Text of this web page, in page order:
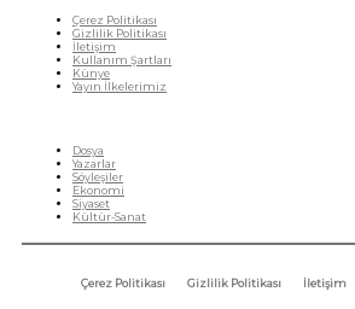
Çerez Politikası
Gizlilik Politikası
İletişim
Kullanım Şartları
Künye
Yayın İlkelerimiz
Dosya
Yazarlar
Söyleşiler
Ekonomi
Siyaset
Kültür-Sanat
Çerez Politikası Gizlilik Politikası İletişim